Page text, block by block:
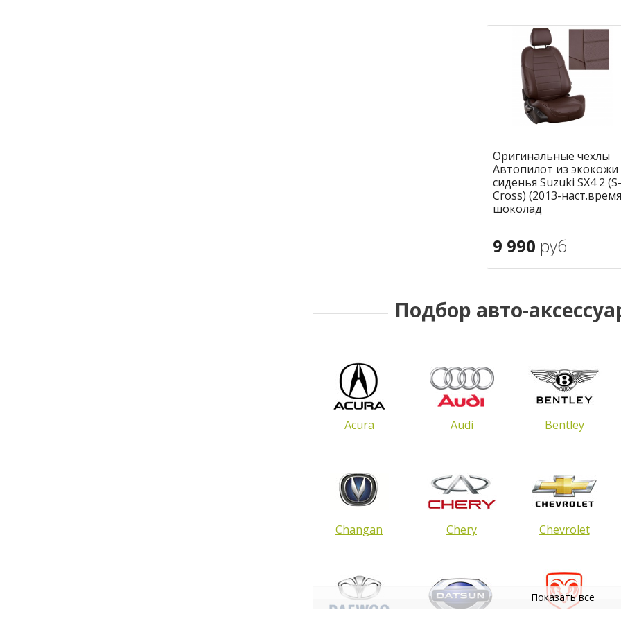
Оригинальные чехлы
Автопилот из экокожи
сиденья Suzuki SX4 2 (S-
Cross) (2013-
шоколад
9 990 руб
В корзину
Подбор авто-
Acura Audi Bentley
Changan Chery Chevrolet
Показать все